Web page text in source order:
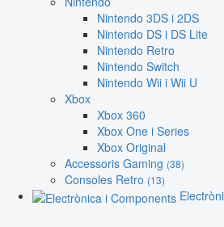
Nintendo 3DS i 2DS
Nintendo DS i DS Lite
Nintendo Retro
Nintendo Switch
Nintendo Wii i Wii U
Xbox
Xbox 360
Xbox One i Series
Xbox Original
Accessoris Gaming (38)
Consoles Retro (13)